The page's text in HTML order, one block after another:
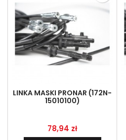
LINKA MASKI PRONAR (172N-
15010100)
Cena
78,94 zł